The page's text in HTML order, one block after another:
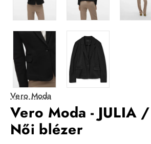
Vero Moda
Vero Moda - JULIA
Női blézer